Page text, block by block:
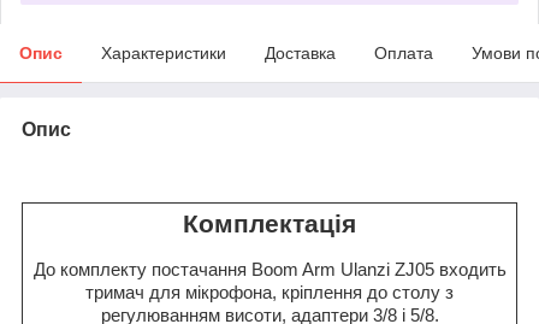
Опис Характеристики Доставка Оплата Умови
Опис
Комплектація
До комплекту постачання Boom Arm Ulanzi ZJ05 входить
тримач для мікрофона, кріплення до столу з
регулюванням висоти, адаптери 3/8 і 5/8.